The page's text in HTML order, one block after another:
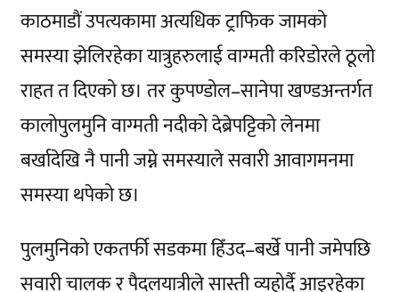
काठमाडौं उपत्यकामा अत्यधिक ट्राफिक जामको
समस्या झेलिरहेका यात्रुहरुलाई वाग्मती करिडोरले ठूलो
राहत त दिएको छ। तर कुपण्डोल–सानेपा खण्डअन्तर्गत
कालोपुलमुनि वाग्मती नदीको देब्रेपट्टिको लेनमा
बर्खादेखि नै पानी जम्ने समस्याले सवारी आवागमनमा
समस्या थपेको छ।
पुलमुनिको एकतर्फी सडकमा हिँउद–बर्खे पानी जमेपछि
सवारी चालक र पैदलयात्रीले सास्ती व्यहोर्दै आइरहेका